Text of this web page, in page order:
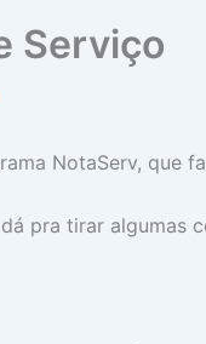
Serviço
NotaServ, que
pra tirar algumas